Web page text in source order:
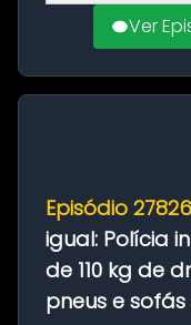
Ver
Episódio
igual: Polícia
de 110 kg de
pneus e